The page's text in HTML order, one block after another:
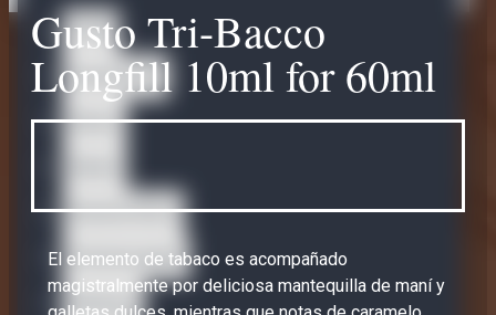
Todo
Accessories
Bases
Nicotine Shots
Omerta Liquids
Abstract
Gusto Tri-Bacco
Longfill 10ml for 60ml
El elemento de tabaco es acompañado
magistralmente por deliciosa mantequilla de maní y